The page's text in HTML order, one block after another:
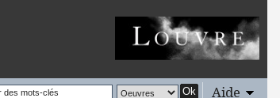
Ok Aide